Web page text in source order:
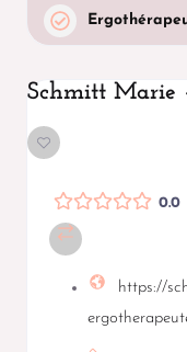
Schmitt Marie
0.0
https://